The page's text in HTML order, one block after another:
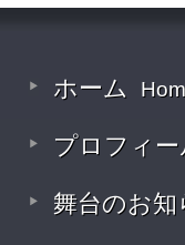
ホーム
プロフィ
舞台のお